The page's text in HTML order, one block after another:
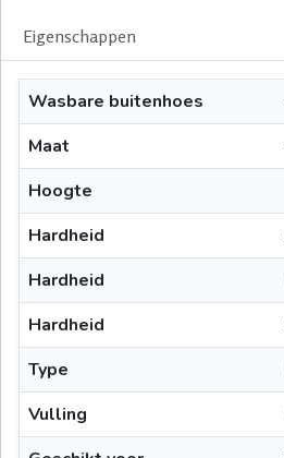
Eigenschappen
Wasbare buitenhoes
Maat
Hoogte
Hardheid
Hardheid
Hardheid
Type
Vulling